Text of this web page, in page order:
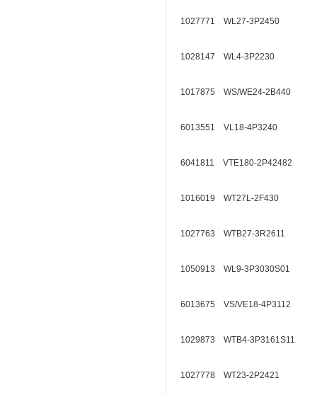
1027771 WL27-3P2450
1028147 WL4-3P2230
1017875 WS/WE24-2B440
6013551 VL18-4P3240
6041811 VTE180-2P42482
1016019 WT27L-2F430
1027763 WTB27-3R2611
1050913 WL9-3P3030S01
6013675 VS/VE18-4P3112
1029873 WTB4-3P3161S11
1027778 WT23-2P2421